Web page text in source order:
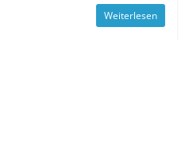
Weiterlesen